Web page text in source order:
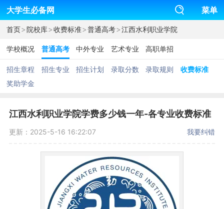
大学生必备网 菜单
首页>院校库>收费标准>普通高考>江西水利职业学院
学校概况 普通高考 中外专业 艺术专业 高职单招
招生章程 招生专业 招生计划 录取分数 录取规则
收费标准
奖助学金
江西水利职业学院学费多少钱一年-各专业收费标准
更新：2025-5-16 16:22:07 我要纠错